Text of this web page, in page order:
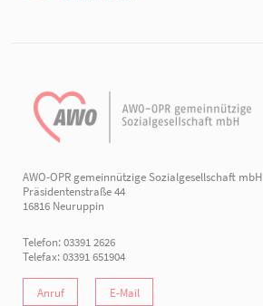
AWO-OPR gemeinnützige Sozialgesellschaft mbH
Präsidentenstraße 44
16816 Neuruppin
Telefon: 03391 2626
Telefax: 03391 651904
Anruf E-Mail